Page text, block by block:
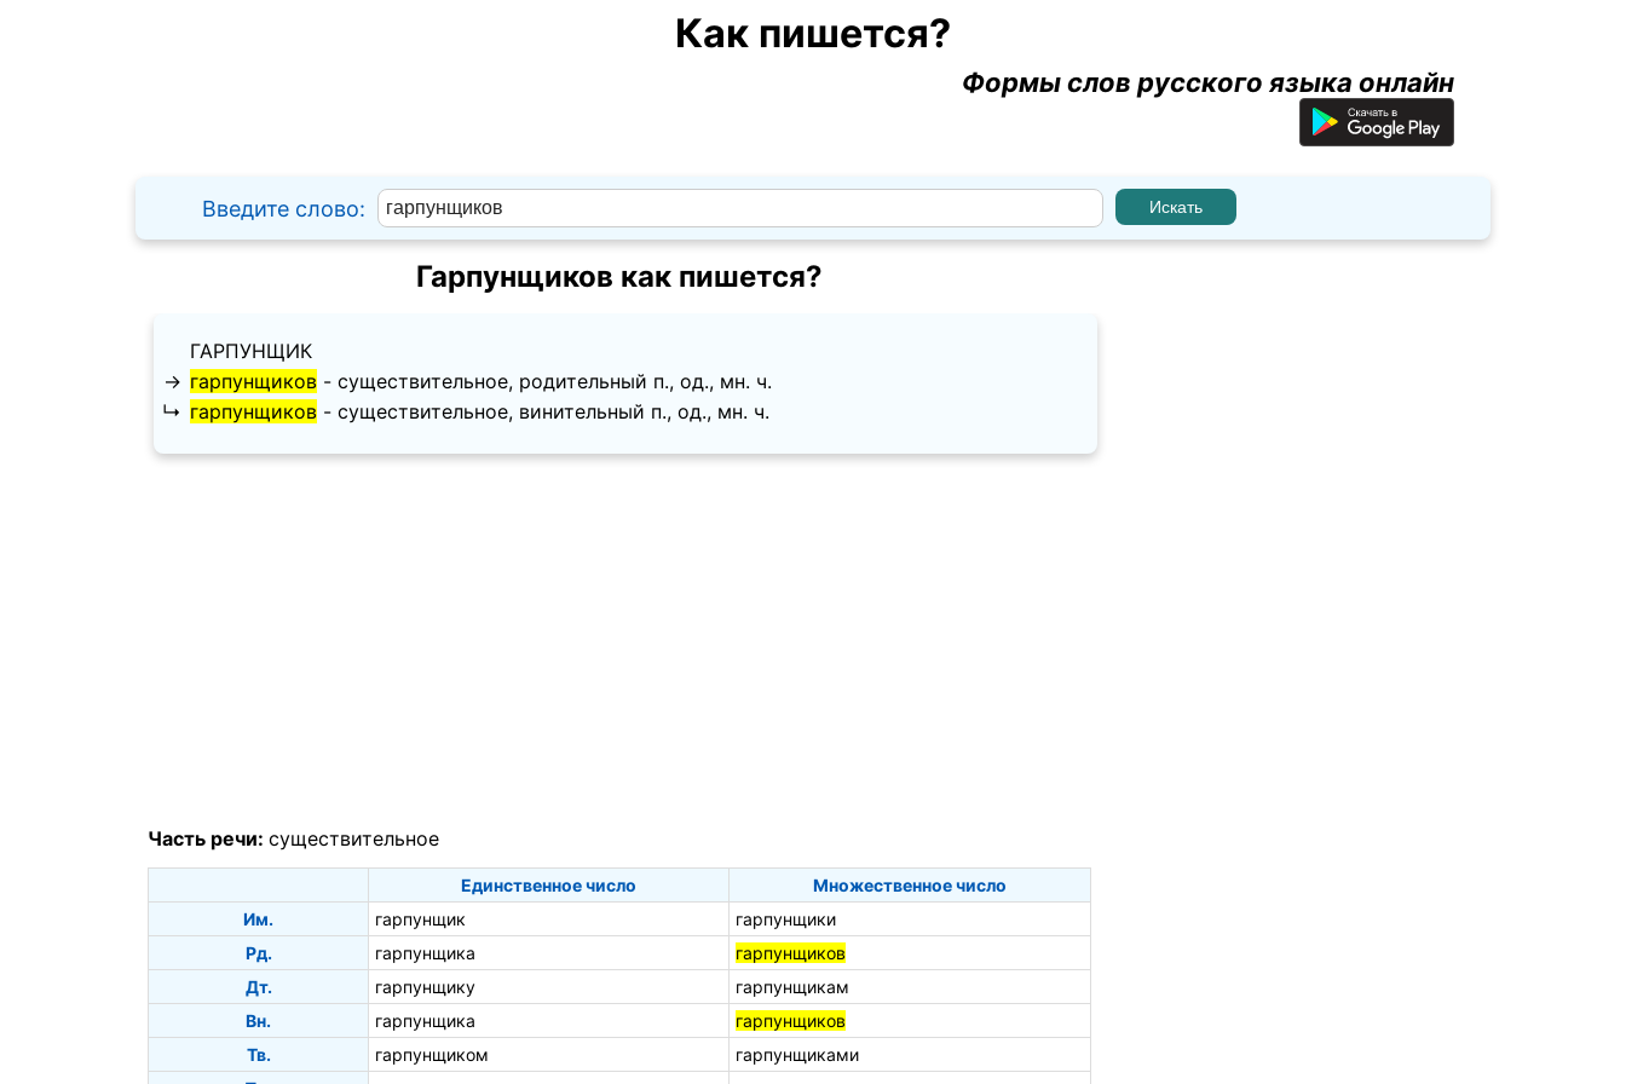
Как пишется?
Формы слов русского языка онлайн
Введите слово:
Гарпунщиков как пишется?
ГАРПУНЩИК
→ гарпунщиков - существительное, родительный п., од., мн. ч.
↳ гарпунщиков - существительное, винительный п., од., мн. ч.
Часть речи: существительное
Единственное число
Множественное число
Им.
гарпунщик
гарпунщики
Рд.
гарпунщика
гарпунщиков
Дт.
гарпунщику
гарпунщикам
Вн.
гарпунщика
гарпунщиков
Тв.
гарпунщиком
гарпунщиками